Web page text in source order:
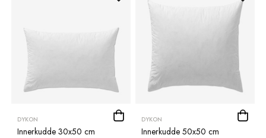
DYKON
Innerkudde 30x50 cm
DYKON
Innerkudde 50x50 cm